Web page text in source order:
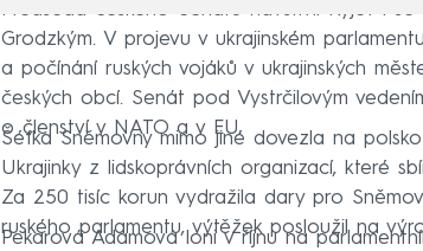
Předseda českého Senátu navštívil Kyjev i se
Grodzkým. V projevu v ukrajinském
a počínání ruských vojáků v ukrajinských
českých obcí. Senát pod Vystrčilovým
o členství v NATO a v EU.
Šéfka Sněmovny mimo jiné dovezla na
Ukrajinky z lidskoprávních organizací, které
Za 250 tisíc korun vydražila dary pro
ruského parlamentu, výtěžek posloužil na
Pekarová Adamová loni v říjnu na